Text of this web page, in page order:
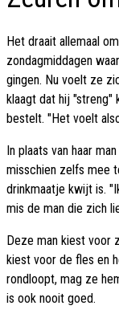
Het draait allemaal
zondagmiddagen
gingen. Nu voelt ze
klaagt dat hij
bestelt. "Het voelt
In plaats van haar
misschien zelfs mee
drinkmaatje kwijt is.
mis de man die zich
Deze man kiest voor
kiest voor de fles en
rondloopt, mag ze
is ook nooit goed.